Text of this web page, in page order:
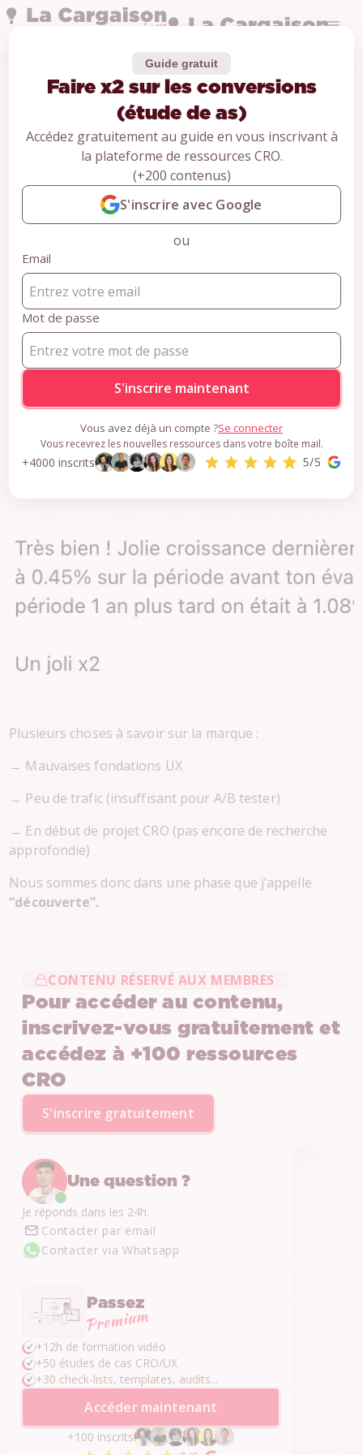
Guide gratuit
Faire x2 sur les conversions
(étude de as)
Accédez gratuitement au guide en vous inscrivant à
la plateforme de ressources CRO.
(+200 contenus)
S'inscrire avec Google
ou
Email
Mot de passe
Vous avez déjà un compte ?Se connecter
Vous recevrez les nouvelles ressources dans votre boîte mail.
+4000 inscrits
Faire x2 sur les
conversions (étude
de as)
Recherche & analyse CRO pour votre site :
Devenez expert CRO et boostez vos conversions :
→ #1 Formation CRO francophone
x2 sur le taux de
conversion en 1 an
J’ai récemment eu des nouvelles d’une marque pour
laquelle j’avais bossée il y a un an.
Plusieurs choses à savoir sur la marque :
→ Mauvaises fondations UX
→ Peu de trafic (insuffisant pour A/B tester)
→ En début de projet CRO (pas encore de recherche
approfondie)
Nous sommes donc dans une phase que j’appelle
“découverte”.
CONTENU RÉSERVÉ AUX MEMBRES
Pour accéder au contenu,
inscrivez-vous gratuitement et
accédez à +100 ressources
CRO
S'inscrire gratuitement
Une question ?
Je réponds dans les 24h.
Contacter par email
Contacter via Whatsapp
Passez
+12h de formation vidéo
+50 études de cas CRO/UX
+30 check-lists, templates, audits...
Accéder maintenant
+100 inscrits